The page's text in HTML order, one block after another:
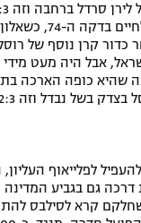
הפועל חיפה
כדור קרן נוסף של
אבל היה מעט מידי
שהיא כופה הארכה
לפלייאוף
גם בגביע המדינה
קרא לסילבס